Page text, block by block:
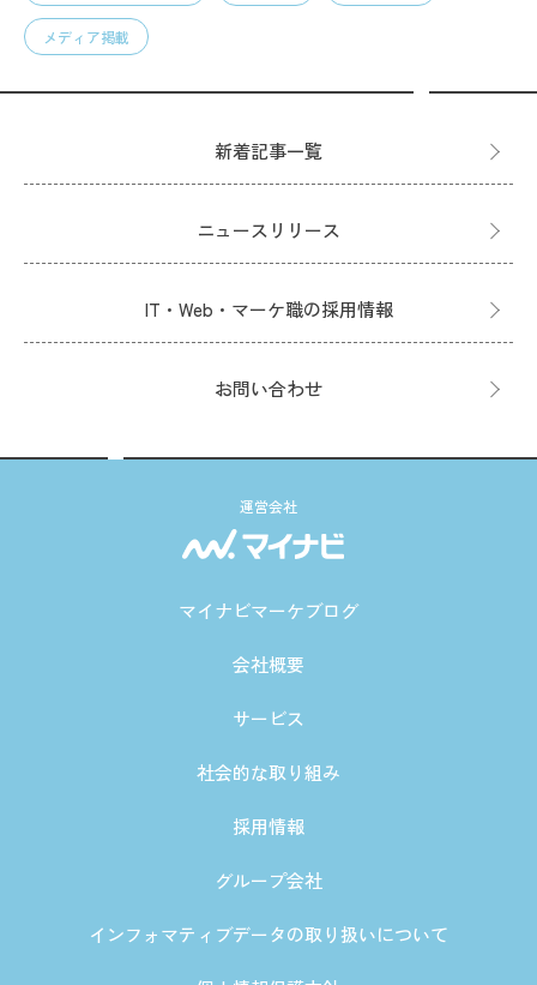
メディア掲載
新着記事一覧
ニュースリリース
IT・Web・マーケ職の採用情報
お問い合わせ
運営会社
マイナビマーケブログ
会社概要
サービス
社会的な取り組み
採用情報
グループ会社
インフォマティブデータの取り扱いについて